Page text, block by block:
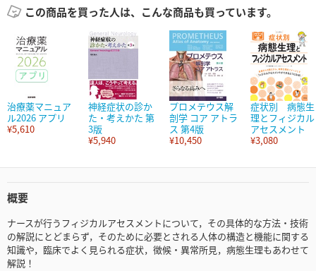
この商品を買った人は、こんな商品も買っています。
治療薬マニュア
ル2026 アプリ
¥5,610
神経症状の診か
た・考えかた 第
3版
¥5,940
プロメテウス解
剖学 コア アトラ
ス 第4版
¥10,450
症状別 病態生
理とフィジカル
アセスメント
¥3,080
概要
ナースが行うフィジカルアセスメントについて，その具体的な方法・技術
の解説にとどまらず，そのために必要とされる人体の構造と機能に関する
知識や，臨床でよく見られる症状，徴候・異常所見，病態生理もあわせて
解説！